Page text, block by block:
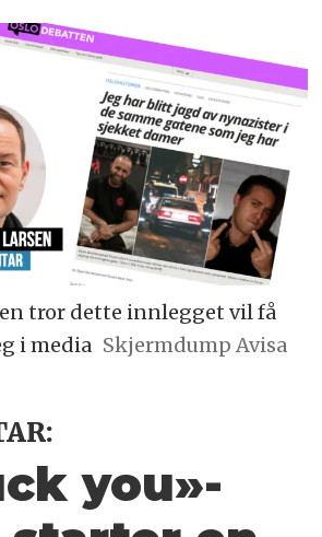
tror dette innlegget vil få
i media Skjermdump Avisa
you»-